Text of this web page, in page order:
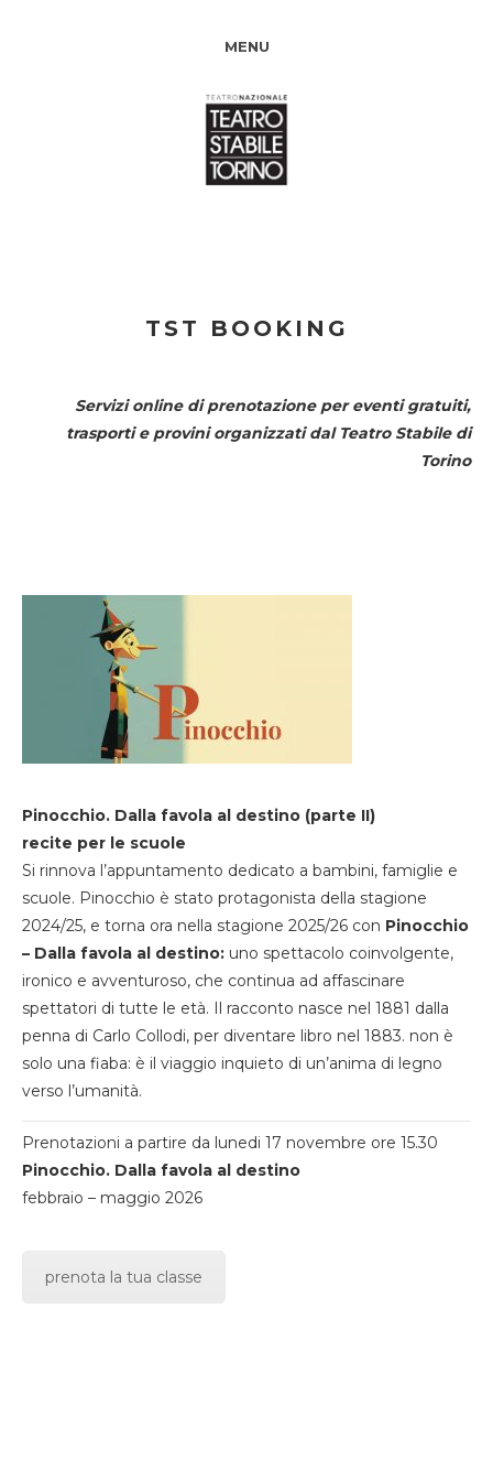
MENU
TST BOOKING
Servizi online di prenotazione per eventi gratuiti,
trasporti e provini organizzati dal Teatro Stabile di
Torino
Pinocchio. Dalla favola al destino (parte II)
recite per le scuole
Si rinnova l’appuntamento dedicato a bambini, famiglie e
scuole. Pinocchio è stato protagonista della stagione
2024/25, e torna ora nella stagione 2025/26 con Pinocchio
– Dalla favola al destino: uno spettacolo coinvolgente,
ironico e avventuroso, che continua ad affascinare
spettatori di tutte le età. Il racconto nasce nel 1881 dalla
penna di Carlo Collodi, per diventare libro nel 1883. non è
solo una fiaba: è il viaggio inquieto di un’anima di legno
verso l’umanità.
Prenotazioni a partire da lunedi 17 novembre ore 15.30
Pinocchio. Dalla favola al destino
febbraio – maggio 2026
prenota la tua classe